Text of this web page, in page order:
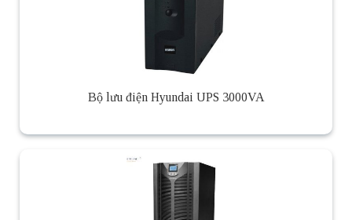
Bộ lưu điện Hyundai UPS 3000VA